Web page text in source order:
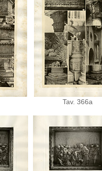
Tav. 366a